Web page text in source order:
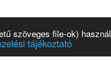
szöveges file-ok)
tájékoztató